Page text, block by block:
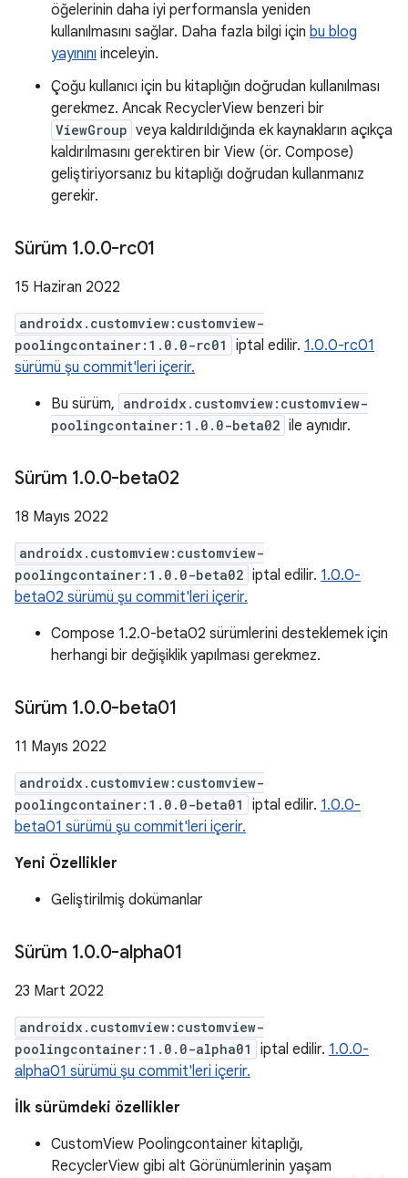
öğelerinin daha iyi performansla yeniden
kullanılmasını sağlar. Daha fazla bilgi için bu blog
yayınını inceleyin.
Çoğu kullanıcı için bu kitaplığın doğrudan kullanılması
gerekmez. Ancak RecyclerView benzeri bir
ViewGroup veya kaldırıldığında ek kaynakların açıkça
kaldırılmasını gerektiren bir View (ör. Compose)
geliştiriyorsanız bu kitaplığı doğrudan kullanmanız
gerekir.
Sürüm 1.0.0-rc01
15 Haziran 2022
androidx.customview:customview-
poolingcontainer:1.0.0-rc01
iptal edilir. 1.0.0-rc01
sürümü şu commit'leri içerir.
Bu sürüm, androidx.customview:customview-
poolingcontainer:1.0.0-beta02 ile aynıdır.
Sürüm 1.0.0-beta02
18 Mayıs 2022
androidx.customview:customview-
poolingcontainer:1.0.0-beta02 iptal edilir. 1.0.0-
beta02 sürümü şu commit'leri içerir.
Compose 1.2.0-beta02 sürümlerini desteklemek için
herhangi bir değişiklik yapılması gerekmez.
Sürüm 1.0.0-beta01
11 Mayıs 2022
androidx.customview:customview-
poolingcontainer:1.0.0-beta01
iptal edilir. 1.0.0-
beta01 sürümü şu commit'leri içerir.
Yeni Özellikler
Geliştirilmiş dokümanlar
Sürüm 1.0.0-alpha01
23 Mart 2022
androidx.customview:customview-
poolingcontainer:1.0.0-alpha01
iptal edilir. 1.0.0-
alpha01 sürümü şu commit'leri içerir.
İlk sürümdeki özellikler
CustomView Poolingcontainer kitaplığı,
RecyclerView gibi alt Görünümlerinin yaşam